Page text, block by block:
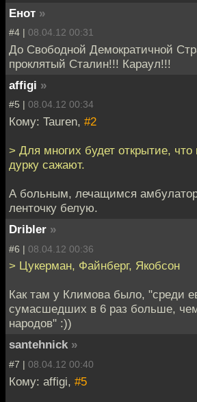
Енот »
#4 | 08.04.12 00:31
До Свободной Демократичной
проклятый Сталин!!! Караул!!!
affigi »
#5 | 08.04.12 00:34
Кому: Tauren, #2
> Для многих будет открытие, что
дурку сажают.
А больным, лечащимся
ленточку белую.
Dribler »
#6 | 08.04.12 00:36
> Цукерман, Файнберг, Якобсон
Как там у Климова было, "среди
сумасшедших в 6 раз больше,
народов" :))
santehnick »
#7 | 08.04.12 00:40
Кому: affigi, #5